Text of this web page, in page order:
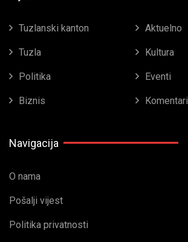
Tuzlanski kanton Aktuelno
Tuzla Kultura
Politika Eventi
Biznis Komentari
Navigacija
O nama
Pošalji vijest
Politika privatnosti